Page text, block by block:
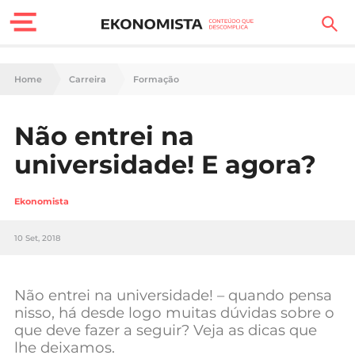
Finanças Pessoais
Carreira
Tecnologia
Negócios
Home Carreira Formação
Não entrei na
universidade! E agora?
Ekonomista
10 Set, 2018
Não entrei na universidade! – quando pensa
nisso, há desde logo muitas dúvidas sobre o
que deve fazer a seguir? Veja as dicas que
lhe deixamos.